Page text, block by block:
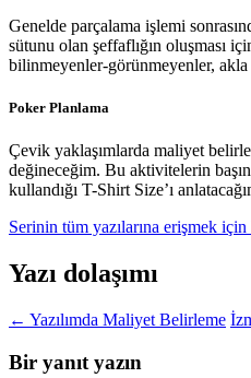
Genelde parçalama işlemi
sütunu olan şeffaflığın oluşması
bilinmeyenler-görünmeyenler, akla
Poker Planlama
Çevik yaklaşımlarda maliyet
değineceğim. Bu aktivitelerin
kullandığı T-Shirt Size’ı
Serinin tüm yazılarına erişmek
Yazı dolaşımı
← Yazılımda Maliyet Belirleme
Bir yanıt yazın